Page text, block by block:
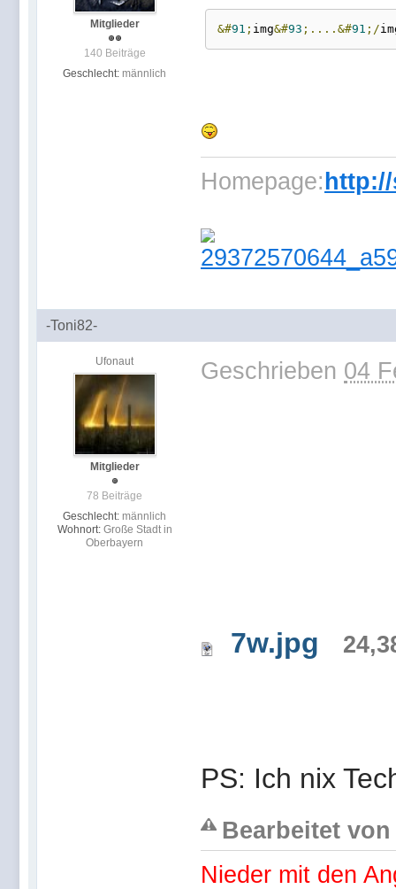
Mitglieder
140 Beiträge
Geschlecht: männlich
&#91 ; img&#93 ;....&#91 ;/
Homepage:
-Toni82-
Ufonaut
Mitglieder
78 Beiträge
Geschlecht: männlich
Wohnort: Große Stadt in
Oberbayern
Geschrieben 04
7w.jpg
PS: Ich nix
Bearbeitet von
Nieder mit den